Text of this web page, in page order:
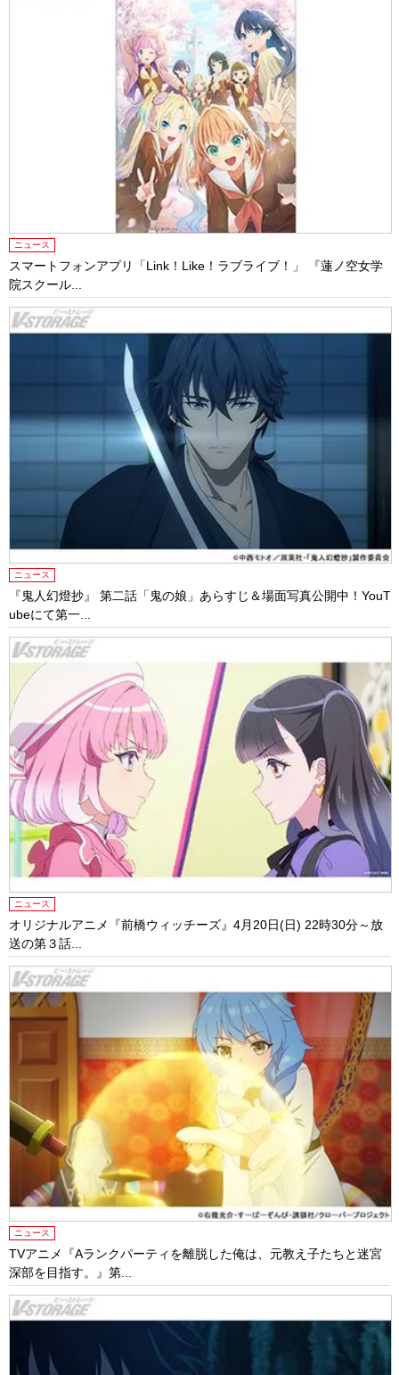
ニュース
スマートフォンアプリ「Link！Like！ラブライブ！」 『蓮ノ空女学
院スクール...
ニュース
『鬼人幻燈抄』 第二話「鬼の娘」あらすじ＆場面写真公開中！YouT
ubeにて第一...
ニュース
オリジナルアニメ『前橋ウィッチーズ』4月20日(日) 22時30分～放
送の第３話...
ニュース
TVアニメ『Aランクパーティを離脱した俺は、元教え子たちと迷宮
深部を目指す。』第...